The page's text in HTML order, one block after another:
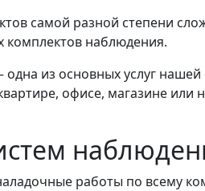
самой разной степени
комплектов наблюдения.
из основных услуг нашей
офисе, магазине или
работы по всему